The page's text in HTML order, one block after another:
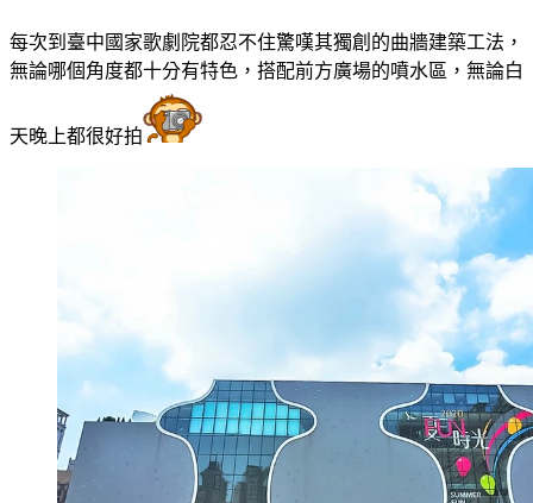
每次到臺中國家歌劇院都忍不住驚嘆其獨創的曲牆建築工法，
無論哪個角度都十分有特色，搭配前方廣場的噴水區，無論白
天晚上都很好拍